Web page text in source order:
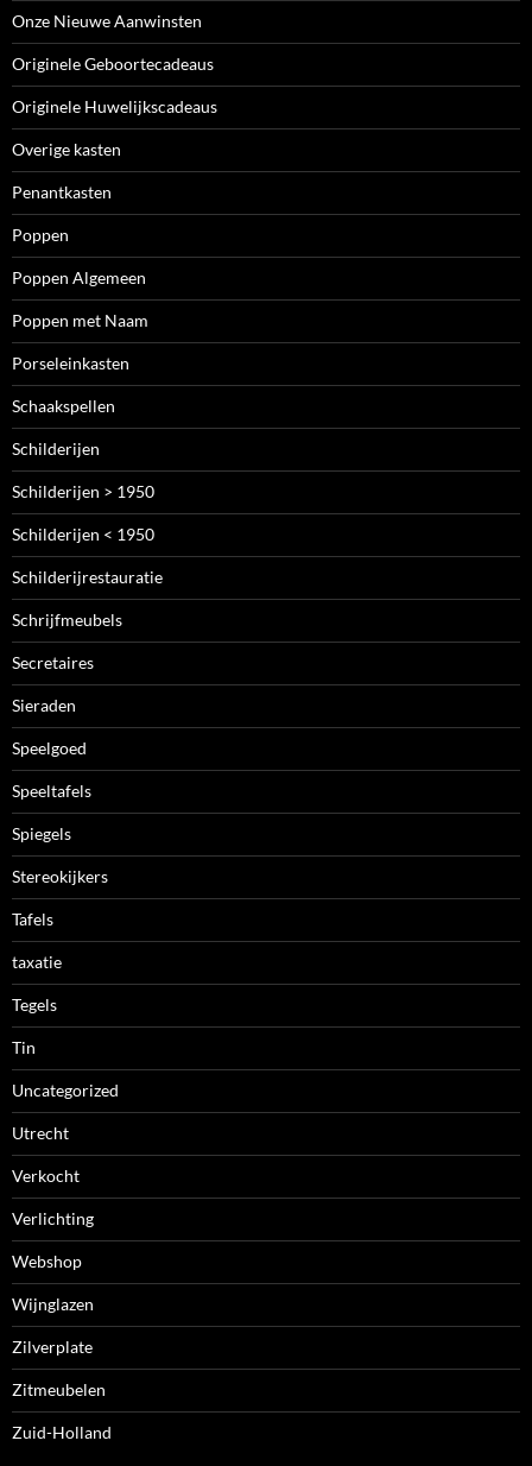
Onze Nieuwe Aanwinsten
Originele Geboortecadeaus
Originele Huwelijkscadeaus
Overige kasten
Penantkasten
Poppen
Poppen Algemeen
Poppen met Naam
Porseleinkasten
Schaakspellen
Schilderijen
Schilderijen > 1950
Schilderijen < 1950
Schilderijrestauratie
Schrijfmeubels
Secretaires
Sieraden
Speelgoed
Speeltafels
Spiegels
Stereokijkers
Tafels
taxatie
Tegels
Tin
Uncategorized
Utrecht
Verkocht
Verlichting
Webshop
Wijnglazen
Zilverplate
Zitmeubelen
Zuid-Holland